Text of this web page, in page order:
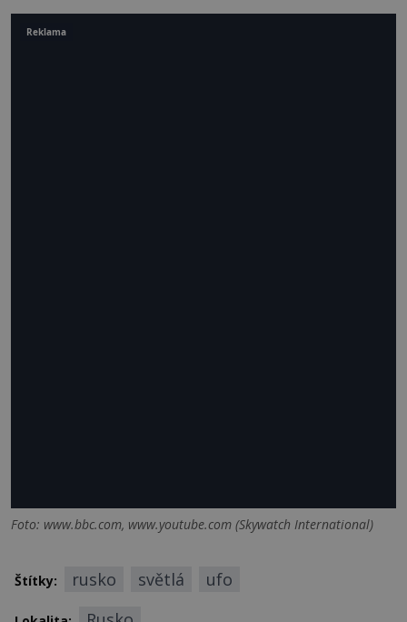
Foto: www.bbc.com, www.youtube.com (Skywatch International)
Štítky: rusko světlá ufo
Reklama